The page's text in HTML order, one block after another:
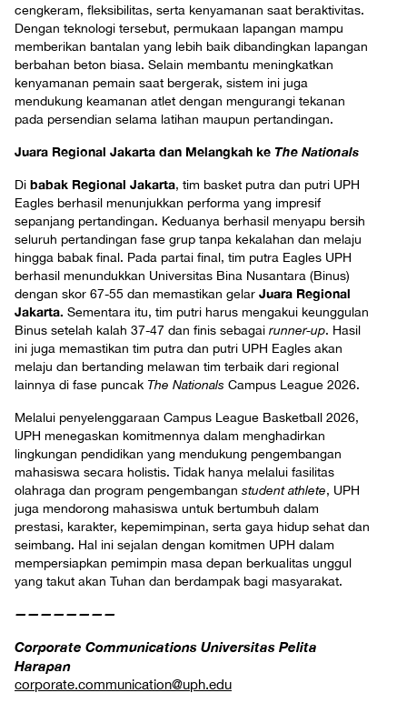
cengkeram, fleksibilitas, serta kenyamanan saat beraktivitas.
Dengan teknologi tersebut, permukaan lapangan mampu
memberikan bantalan yang lebih baik dibandingkan lapangan
berbahan beton biasa. Selain membantu meningkatkan
kenyamanan pemain saat bergerak, sistem ini juga
mendukung keamanan atlet dengan mengurangi tekanan
pada persendian selama latihan maupun pertandingan.
Juara Regional Jakarta dan Melangkah ke The Nationals
Di babak Regional Jakarta, tim basket putra dan putri UPH
Eagles berhasil menunjukkan performa yang impresif
sepanjang pertandingan. Keduanya berhasil menyapu bersih
seluruh pertandingan fase grup tanpa kekalahan dan melaju
hingga babak final. Pada partai final, tim putra Eagles UPH
berhasil menundukkan Universitas Bina Nusantara (Binus)
dengan skor 67-55 dan memastikan gelar Juara Regional
Jakarta. Sementara itu, tim putri harus mengakui keunggulan
Binus setelah kalah 37-47 dan finis sebagai runner-up. Hasil
ini juga memastikan tim putra dan putri UPH Eagles akan
melaju dan bertanding melawan tim terbaik dari regional
lainnya di fase puncak The Nationals Campus League 2026.
Melalui penyelenggaraan Campus League Basketball 2026,
UPH menegaskan komitmennya dalam menghadirkan
lingkungan pendidikan yang mendukung pengembangan
mahasiswa secara holistis. Tidak hanya melalui fasilitas
olahraga dan program pengembangan student athlete, UPH
juga mendorong mahasiswa untuk bertumbuh dalam
prestasi, karakter, kepemimpinan, serta gaya hidup sehat dan
seimbang. Hal ini sejalan dengan komitmen UPH dalam
mempersiapkan pemimpin masa depan berkualitas unggul
yang takut akan Tuhan dan berdampak bagi masyarakat.
————————
Corporate Communications Universitas Pelita
Harapan
corporate.communication@uph.edu